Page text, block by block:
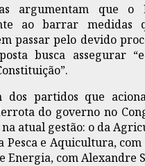
argumentam que o
ao barrar medidas
passar pelo devido
busca assegurar
dos partidos que
do governo no
atual gestão: o da
Pesca e Aquicultura,
Energia, com Alexandre